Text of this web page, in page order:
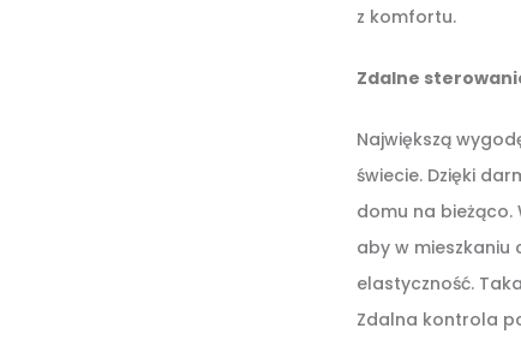
z komfortu.
Zdalne
Największą
świecie. Dzięki
domu na bieżąco.
aby w mieszkaniu
elastyczność.
Zdalna kontrola